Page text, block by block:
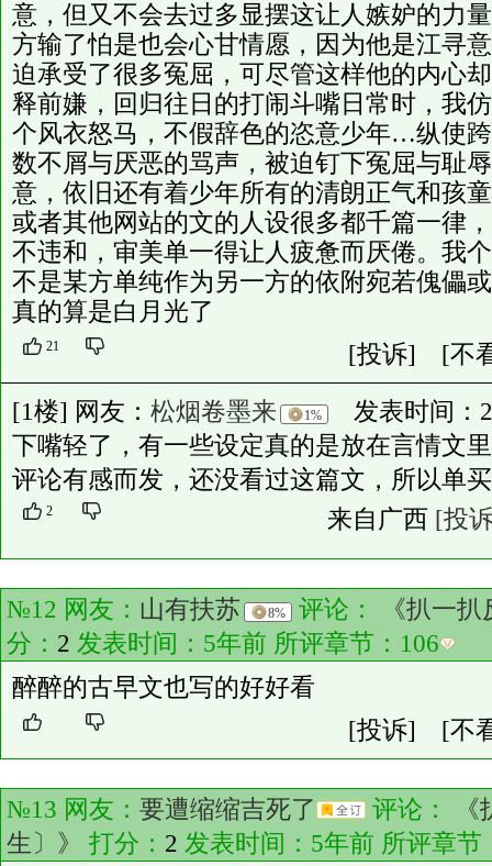
意，但又不会去过多显摆这让人嫉妒的力
方输了怕是也会心甘情愿，因为他是江寻
迫承受了很多冤屈，可尽管这样他的内心
释前嫌，回归往日的打闹斗嘴日常时，我
个风衣怒马，不假辞色的恣意少年…纵使
数不屑与厌恶的骂声，被迫钉下冤屈与耻
意，依旧还有着少年所有的清朗正气和孩
或者其他网站的文的人设很多都千篇一律
不违和，审美单一得让人疲惫而厌倦。我
不是某方单纯作为另一方的依附宛若傀儡
真的算是白月光了
21 [投诉] [不
[1楼] 网友： 松烟卷墨来 1%
发表时间：
下嘴轻了，有一些设定真的是放在言情文
评论有感而发，还没看过这篇文，所以单
2 来自广西 [投
№12 网友： 山有扶苏 8% 评论：
《扒一
分： 2 发表时间：5年前 所评章节： 106
醉醉的古早文也写的好好看
[投诉]
[不
№13 网友： 要遭缩缩吉死了 评论：
生〕》
打分： 2 发表时间：5年前 所评章节